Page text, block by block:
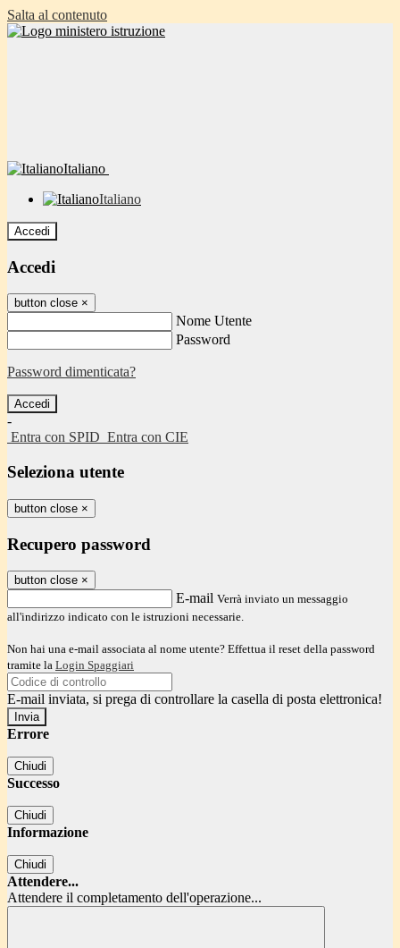
Salta al contenuto
Italiano
Italiano
Accedi
Accedi
button close ×
Nome Utente
Password
Password dimenticata?
-
Entra con SPID Entra con CIE
Seleziona utente
button close ×
Recupero password
button close ×
E-mail Verrà inviato un messaggio
all'indirizzo indicato con le istruzioni necessarie.
Non hai una e-mail associata al nome utente? Effettua il reset della password
tramite la Login Spaggiari
E-mail inviata, si prega di controllare la casella di posta elettronica!
Errore
Chiudi
Successo
Chiudi
Informazione
Chiudi
Attendere...
Attendere il completamento dell'operazione...